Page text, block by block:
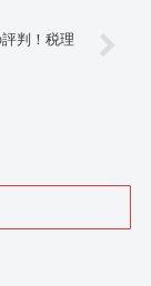
判！税理